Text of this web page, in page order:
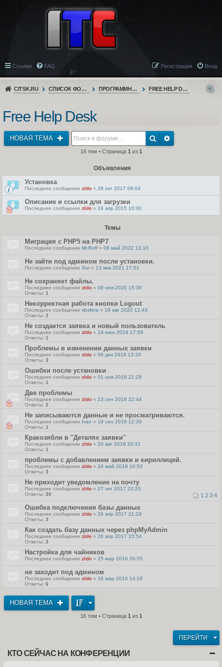
Ссылки FAQ Вход
Регистрация
CITSK.RU СПИСОК ФОРУМОВ ПРОГРАММНОЕ ОБЕСПЕЧЕНИЕ FREE HELP DESK
Free Help Desk
НОВАЯ ТЕМА
16 тем • Страница 1 из 1
Объявления
Установка
Последнее сообщение zldo « 26 окт 2017 09:04
Описание и ссылки для загрузки
Последнее сообщение zldo « 24 апр 2015 10:00
Темы
Миграция с PHP5 на PHP7
Последнее сообщение Mr.Ruff « 08 май 2022 13:10
Не зайти под админом после установки.
Последнее сообщение Sur « 13 янв 2021 17:51
Не сохраняет файлы.
Последнее сообщение zldo « 08 ноя 2020 15:39
Ответы: 1
Некорректная работа кнопки Logout
Последнее сообщение sbsfera « 19 авг 2020 12:43
Ответы: 2
Не создается заявка и новый пользователь
Последнее сообщение zldo « 19 июн 2019 17:59
Ответы: 1
Проблемы в изменении данных заявки
Последнее сообщение zldo « 06 дек 2018 13:20
Ответы: 3
Ошибки после установки
Последнее сообщение zldo « 01 ноя 2018 21:29
Ответы: 1
Две проблемы
Последнее сообщение zldo « 23 сен 2018 22:44
Ответы: 2
Не записываются данные и не просматриваются.
Последнее сообщение Ivan « 19 сен 2018 12:30
Ответы: 1
Кракозябли в "Деталях заявки"
Последнее сообщение zldo « 20 авг 2018 20:31
Ответы: 1
проблемы с добавлением заявки и кириллицей.
Последнее сообщение zldo « 24 май 2018 10:53
Ответы: 3
Не приходит уведомление на почту
Последнее сообщение zldo « 27 окт 2017 23:20
Ответы: 30 1 2 3 4
Ошибка подключения базы данных
Последнее сообщение zldo « 26 апр 2017 21:29
Ответы: 3
Как создать базу данных через phpMyAdmin
Последнее сообщение zldo « 26 апр 2017 15:54
Ответы: 3
Настройка для чайников
Последнее сообщение zldo « 25 мар 2016 20:55
не заходит под админом
Последнее сообщение zldo « 18 мар 2016 14:19
Ответы: 6
НОВАЯ ТЕМА
16 тем • Страница 1 из 1
ПЕРЕЙТИ
КТО СЕЙЧАС НА КОНФЕРЕНЦИИ